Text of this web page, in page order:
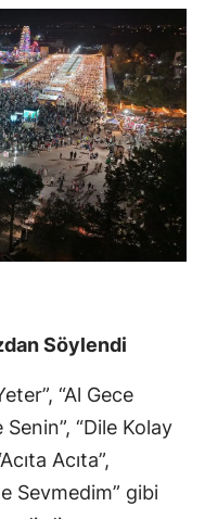
Söylendi
“Al Gece
Senin”, “Dile Kolay
Acıta”,
Sevmedim” gibi